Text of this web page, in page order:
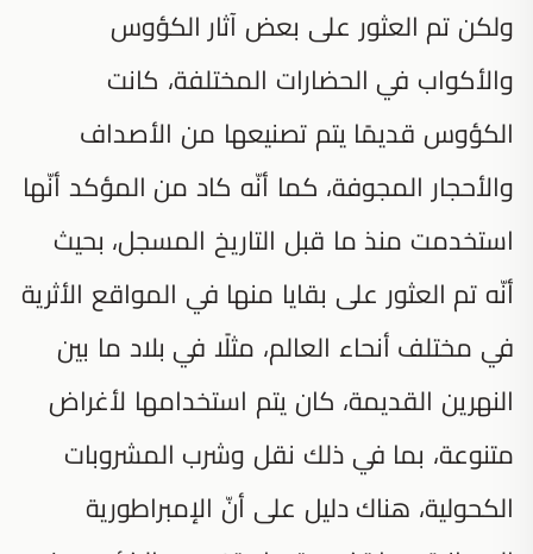
ولكن تم العثور على بعض آثار الكؤوس
والأكواب في الحضارات المختلفة، كانت
الكؤوس قديمًا يتم تصنيعها من الأصداف
والأحجار المجوفة، كما أنّه كاد من المؤكد أنّها
استخدمت منذ ما قبل التاريخ المسجل، بحيث
أنّه تم العثور على بقايا منها في المواقع الأثرية
في مختلف أنحاء العالم، مثلًا في بلاد ما بين
النهرين القديمة، كان يتم استخدامها لأغراض
متنوعة، بما في ذلك نقل وشرب المشروبات
الكحولية، هناك دليل على أنّ الإمبراطورية